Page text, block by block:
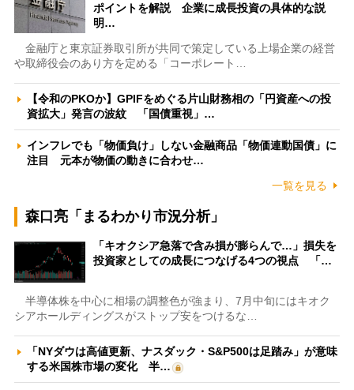
ポイントを解説 企業に成長投資の具体的な説
明…
金融庁と東京証券取引所が共同で策定している上場企業の経営
や取締役会のあり方を定める「コーポレート…
【令和のPKOか】GPIFをめぐる片山財務相の「円資産への投
資拡大」発言の波紋 「国債重視」…
インフレでも「物価負け」しない金融商品「物価連動国債」に
注目 元本が物価の動きに合わせ…
一覧を見る
森口亮「まるわかり市況分析」
「キオクシア急落で含み損が膨らんで…」損失を
投資家としての成長につなげる4つの視点 「…
半導体株を中心に相場の調整色が強まり、7月中旬にはキオク
シアホールディングスがストップ安をつけるな…
「NYダウは高値更新、ナスダック・S&P500は足踏み」が意味
する米国株市場の変化 半…